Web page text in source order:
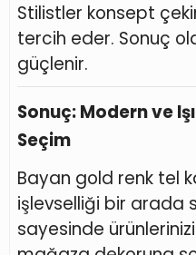
Stilistler konsept
tercih eder. Sonuç
güçlenir.
Sonuç: Modern ve
Seçim
Bayan gold renk tel
işlevselliği bir arada
sayesinde ürünlerinizi